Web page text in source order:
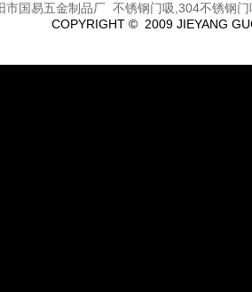
市国易五金制品厂 不锈钢门吸,304不锈钢
COPYRIGHT © 2009 JIEYANG